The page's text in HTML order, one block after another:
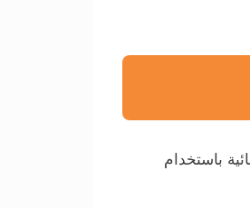
باستخدام